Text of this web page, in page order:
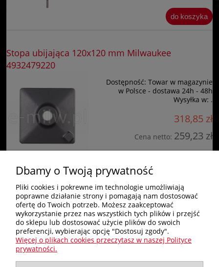
do koszyka
Stopa ubijająca 120x120 mm Milwaukee
4932479220
Dostępność: Towar w magazynie
w Polsce - dostawa 24h - 48h
Wysyłka w: .
318,85 zł
Cena netto: 259,23 zł
Zakupy
Pomoc
Dbamy o Twoją prywatność
Pliki cookies i pokrewne im technologie umożliwiają
poprawne działanie strony i pomagają nam dostosować
ofertę do Twoich potrzeb. Możesz zaakceptować
wykorzystanie przez nas wszystkich tych plików i przejść
do sklepu lub dostosować użycie plików do swoich
preferencji, wybierając opcję "Dostosuj zgody".
Więcej o plikach cookies przeczytasz w naszej Polityce
prywatności.